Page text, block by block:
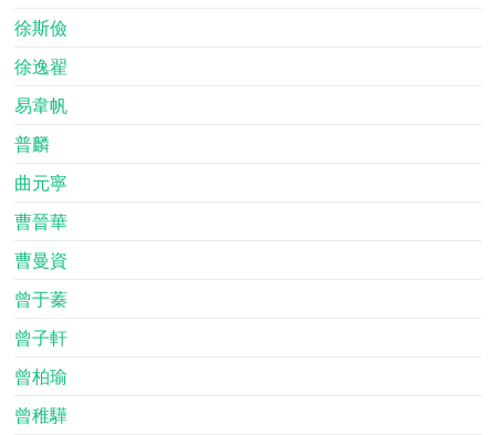
徐斯儉
徐逸翟
易韋帆
普麟
曲元寧
曹晉華
曹曼資
曾于蓁
曾子軒
曾柏瑜
曾稚驊